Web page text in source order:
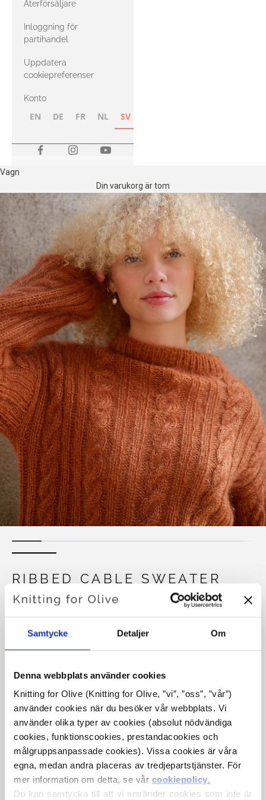
Samtycke Detaljer Om
Denna webbplats använder cookies
Knitting for Olive (Knitting for Olive, ”vi”, ”oss”, ”vår”)
använder cookies när du besöker vår webbplats. Vi
använder olika typer av cookies (absolut nödvändiga
cookies, funktionscookies, prestandacookies och
målgruppsanpassade cookies). Vissa cookies är våra
egna, medan andra placeras av tredjepartstjänster. För
mer information om detta, se vår cookiepolicy.
Du kan samtycka till att vi använder cookies som inte är
med Heavy
Merino
Återförsäljare
Inloggning för
partihandel
Uppdatera
cookiepreferenser
Konto
EN DE FR NL SV
Vagn
Din varukorg är tom
RIBBED CABLE SWEATER
€6,60
Köp av garn?
JAG SKULLE VILJA KÖPA GARN TILL MÖNSTRET
XS M L XL 2XL 3XL